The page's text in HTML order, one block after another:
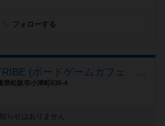
フォローする
Board Game Cafe TRIBE (ボードゲームカフェ トライブ)
県松阪市小津町635-4
らせはありません